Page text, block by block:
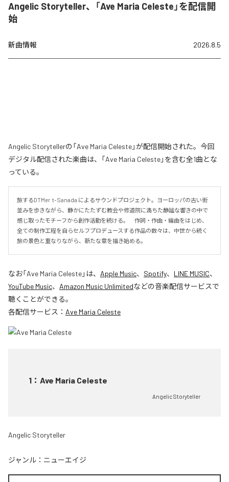
Angelic Storyteller、「Ave Maria Celeste」を配信開
始
新曲情報 2026.8.5
Angelic Storytellerの「Ave Maria Celeste」が配信開始された。今回
デジタル配信された楽曲は、「Ave Maria Celeste」を含む全1曲とな
っている。
旅するDTMer  t- Sanada によるサウンドプロジェクト。ヨーロッパの古い街
並みを歩きながら、静かにたたずむ教会や修道院に満ちた静謐な響きの中で
感じ取ったモチーフから創作活動を続ける。　作詞・作曲・編曲をはじめ、
全ての制作工程を自らセルフプロデュースする作品の数々は、中世から続く
旅の景色と重なりながら、新たな章を描き始める。
なお「Ave Maria Celeste」は、 Apple Music、 Spotify、 LINE MUSIC、
YouTube Music、 Amazon Music Unlimitedなどの音楽配信サービスで
聴くことができる。
各配信サービス： Ave Maria Celeste
1 ： Ave Maria Celeste
Angelic Storyteller
Angelic Storyteller
ジャンル： ニューエイジ